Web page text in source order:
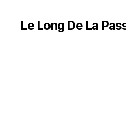
Le Long De La